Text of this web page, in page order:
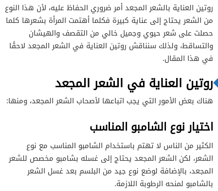
اختيار نوع الشامبو المناسب
النوم على مخدة حرير
الابتعاد عن استخدام المجففات
استخدام مشط ذو أسنان واسعة
ترطيب الشعر
وصفة مجموعة الزيوت
روتين العناية بالشعر المجعد أمر ضروري الحفاظ عليه، لأن هذا النوع
من الشعر يحتاج إلى عناية كبيرة فكلما أهتمت المرأة بشعرها كلما
حصلت على شعر حيوي وجميل خالي من التقصف والهيشان
والتساقط، ولذلك سنناقش روتين العناية في الشعر المجعد لاحقًا
في هذا المقال.
روتين العناية في الشعر المجعد
هناك بعض الأمور التي يجب اتباعها لأصحاب الشعر المجعد، ومنها:
اختيار نوع الشامبو المناسب
الكثير من الناس لا تهتم باستخدام الشامبو المناسب مع نوع
الشعر، لكن الشعر المجعد يحتاج إلى غسله بشامبو مخصص للشعر
المجعد، بالإضافة لوضع نوع جيد من البلسم بعد غسل الشعر
بالشامبو لمنحه الرطوبة اللازمة.